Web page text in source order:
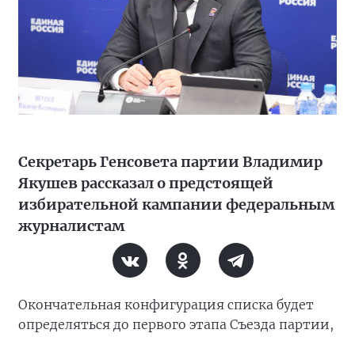
Секретарь Генсовета партии Владимир
Якушев рассказал о предстоящей
избирательной кампании федеральным
журналистам
Окончательная конфигурация списка будет
определяться до первого этапа Съезда партии,